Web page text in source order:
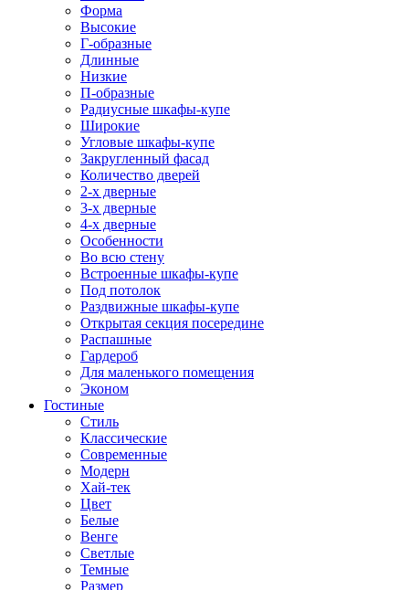
Форма
Высокие
Г-образные
Длинные
Низкие
П-образные
Радиусные шкафы-купе
Широкие
Угловые шкафы-купе
Закругленный фасад
Количество дверей
2-х дверные
3-х дверные
4-х дверные
Особенности
Во всю стену
Встроенные шкафы-купе
Под потолок
Раздвижные шкафы-купе
Открытая секция посередине
Распашные
Гардероб
Для маленького помещения
Эконом
Гостиные
Стиль
Классические
Современные
Модерн
Хай-тек
Цвет
Белые
Венге
Светлые
Темные
Размер